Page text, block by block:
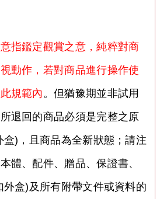
指鑑定觀賞之意，純粹對商
動作，若對商品進行操作使
規範內。但猶豫期並非試用
退回的商品必須是完整之原
盒)，且商品為全新狀態；請注
體、配件、贈品、保證書、
外盒)及所有附帶文件或資料的